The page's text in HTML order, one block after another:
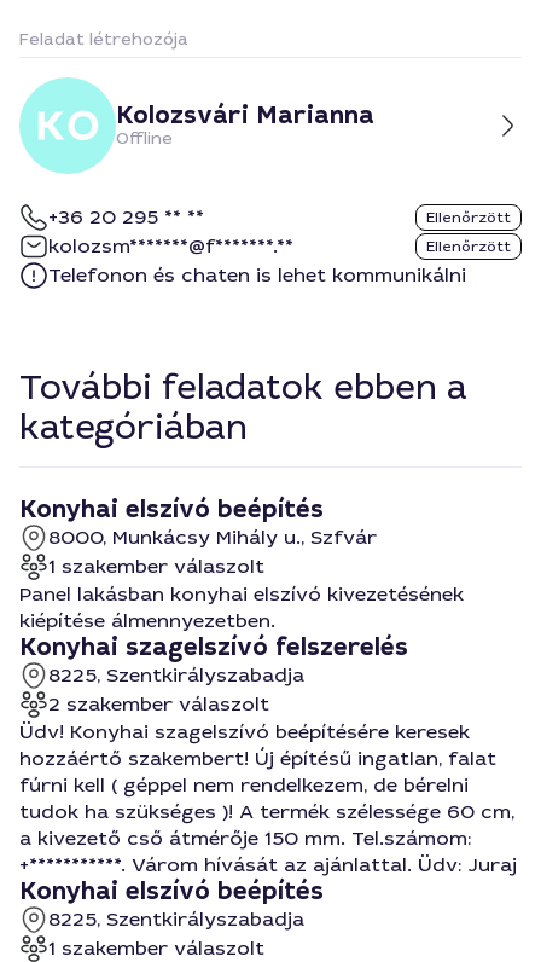
Feladat létrehozója
Kolozsvári Marianna
Offline
+36 20 295 ** ** Ellenőrzött
kolozsm*******@f*******.** Ellenőrzött
Telefonon és chaten is lehet kommunikálni
További feladatok ebben a
kategóriában
Konyhai elszívó beépítés
8000, Munkácsy Mihály u., Szfvár
1 szakember válaszolt
Panel lakásban konyhai elszívó kivezetésének
kiépítése álmennyezetben.
Konyhai szagelszívó felszerelés
8225, Szentkirályszabadja
2 szakember válaszolt
Üdv! Konyhai szagelszívó beépítésére keresek
hozzáértő szakembert! Új építésű ingatlan, falat
fúrni kell ( géppel nem rendelkezem, de bérelni
tudok ha szükséges )! A termék szélessége 60 cm,
a kivezető cső átmérője 150 mm. Tel.számom:
+***********. Várom hívását az ajánlattal. Üdv: Juraj
Konyhai elszívó beépítés
8225, Szentkirályszabadja
1 szakember válaszolt